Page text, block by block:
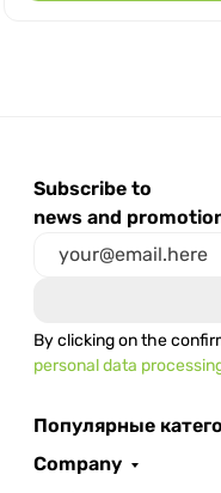
Subscribe to
news and
By clicking on the
personal data
Популярные
Company